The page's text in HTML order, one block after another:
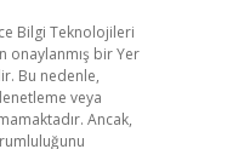
Bilgi Teknolojileri
onaylanmış bir Yer
Bu nedenle,
veya
Ancak,